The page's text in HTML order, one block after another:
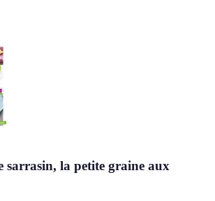
sarrasin, la petite graine aux